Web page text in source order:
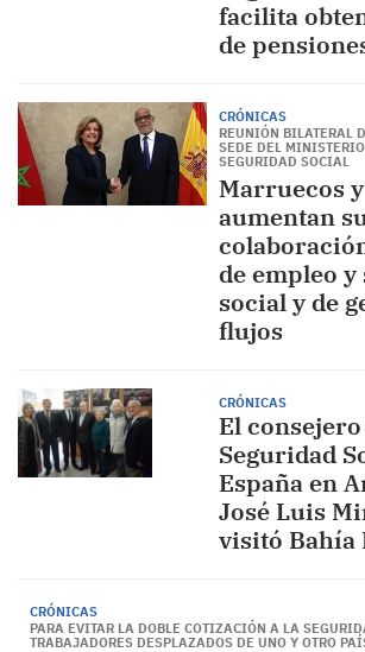
facilita
de
CRÓNICAS
REUNIÓN BILATERAL
SEDE DEL
SEGURIDAD SOCIAL
Marruecos
aumentan
de empleo
social y de
flujos
CRÓNICAS
El
Seguridad
España en
José Luis
visitó Bahía
CRÓNICAS
PARA EVITAR LA DOBLE COTIZACIÓN A LA
TRABAJADORES DESPLAZADOS DE UNO Y OTRO